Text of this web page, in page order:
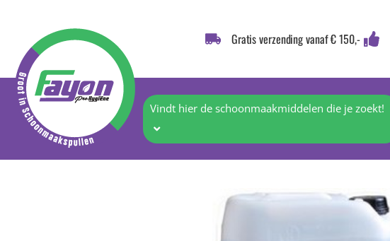
Gratis verzending vanaf € 150,-
Vindt hier de schoonmaakmiddelen die je zoekt!